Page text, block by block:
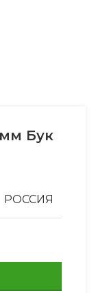
Бук
РОССИЯ